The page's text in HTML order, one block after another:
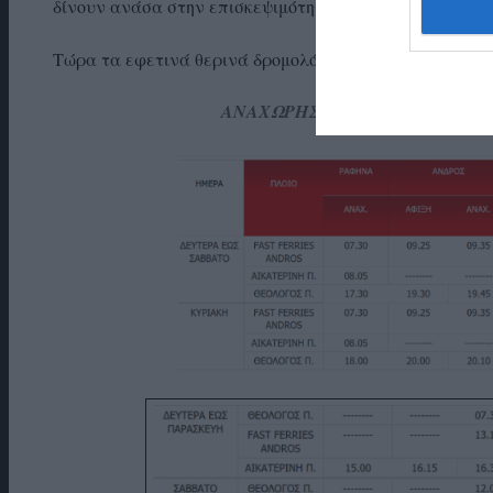
δίνουν ανάσα στην επισκεψιμότητα και στην οικονομία
Τώρα τα εφετινά θερινά δρομολόγια της εταιρείας
ΑΝΑΧΩΡΗΣΕΙΣ ΚΑΙ